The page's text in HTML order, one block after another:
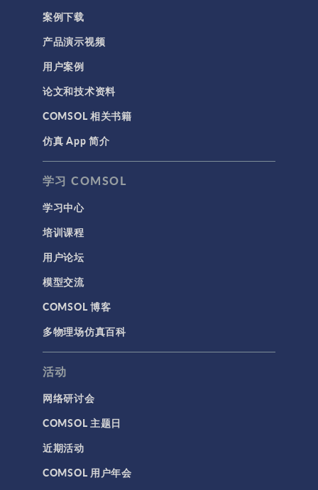
案例下载
产品演示视频
用户案例
论文和技术资料
COMSOL 相关书籍
仿真 App 简介
学习 COMSOL
学习中心
培训课程
用户论坛
模型交流
COMSOL 博客
多物理场仿真百科
活动
网络研讨会
COMSOL 主题日
近期活动
COMSOL 用户年会